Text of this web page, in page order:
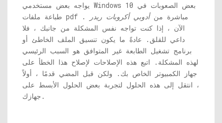
يواجه بعض مستخدمي Windows 10 بعض الصعوبات في
طباعة ملفات pdf مباشرة منأدوبي أكروبات ريدر
.
الآن ، إذا كنت تواجه نفس المشكلة من جانبك ، فلا
داعي للقلق. عادةً ما يكون تنسيق الملف الخاطئ أو
برنامج تشغيل الطابعة غير المتوافق هو السبب الرئيسي
لهذه المشكلة. اتبع هذه الإصلاحات لإصلاح هذا الخطأ على
جهاز الكمبيوتر الخاص بك. ولكن قبل المضي قدمًا ، أولاً
، انتقل إلى هذه الحلول لتجربة بعض الحلول الأبسط على
جهازك.